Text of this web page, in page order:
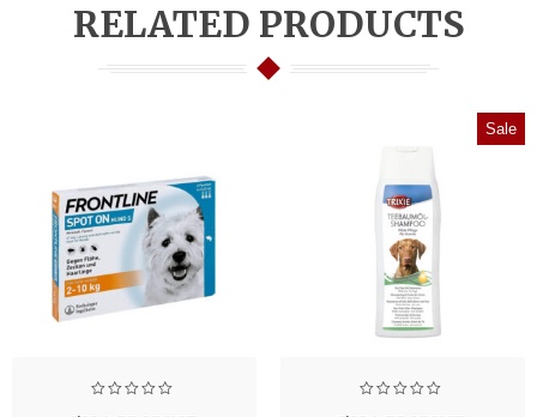
RELATED PRODUCTS
Sale